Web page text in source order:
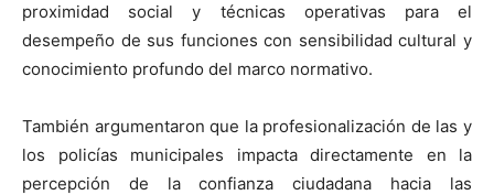
proximidad social y técnicas operativas para el
desempeño de sus funciones con sensibilidad cultural y
conocimiento profundo del marco normativo.
También argumentaron que la profesionalización de las y
los policías municipales impacta directamente en la
percepción de la confianza ciudadana hacia las